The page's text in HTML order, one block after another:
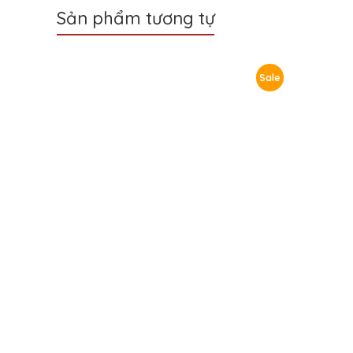
Sản phẩm tương tự
Sale